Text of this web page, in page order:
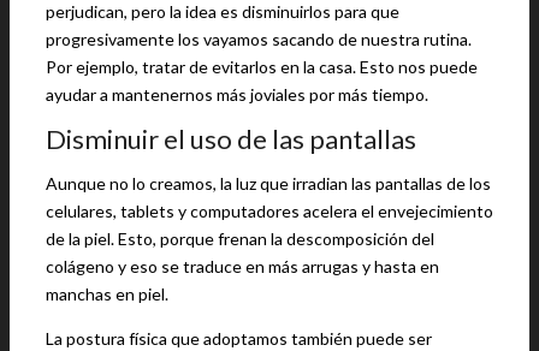
perjudican, pero la idea es disminuirlos para que
progresivamente los vayamos sacando de nuestra rutina.
Por ejemplo, tratar de evitarlos en la casa. Esto nos puede
ayudar a mantenernos más joviales por más tiempo.
Disminuir el uso de las pantallas
Aunque no lo creamos, la luz que irradian las pantallas de los
celulares, tablets y computadores acelera el envejecimiento
de la piel. Esto, porque frenan la descomposición del
colágeno y eso se traduce en más arrugas y hasta en
manchas en piel.
La postura física que adoptamos también puede ser